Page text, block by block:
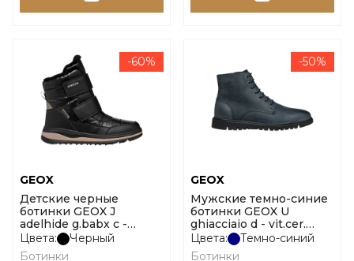
-60%
GEOX
Детские черные
ботинки GEOX J
adelhide g.babx c -
ny+vi.si размер 30
Цвета:
Черный
Ботинки
-50%
GEOX
Мужские темно-синие
ботинки GEOX U
ghiacciaio d - vit.cer.
размер 44
Цвета:
Темно-синий
Ботинки